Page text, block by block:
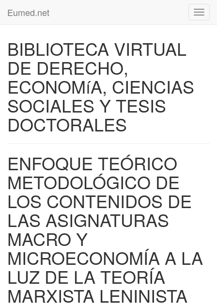
Eumed.net
BIBLIOTECA VIRTUAL
DE DERECHO,
ECONOMíA, CIENCIAS
SOCIALES Y TESIS
DOCTORALES
ENFOQUE TEÓRICO
METODOLÓGICO DE
LOS CONTENIDOS DE
LAS ASIGNATURAS
MACRO Y
MICROECONOMÍA A LA
LUZ DE LA TEORÍA
MARXISTA LENINISTA